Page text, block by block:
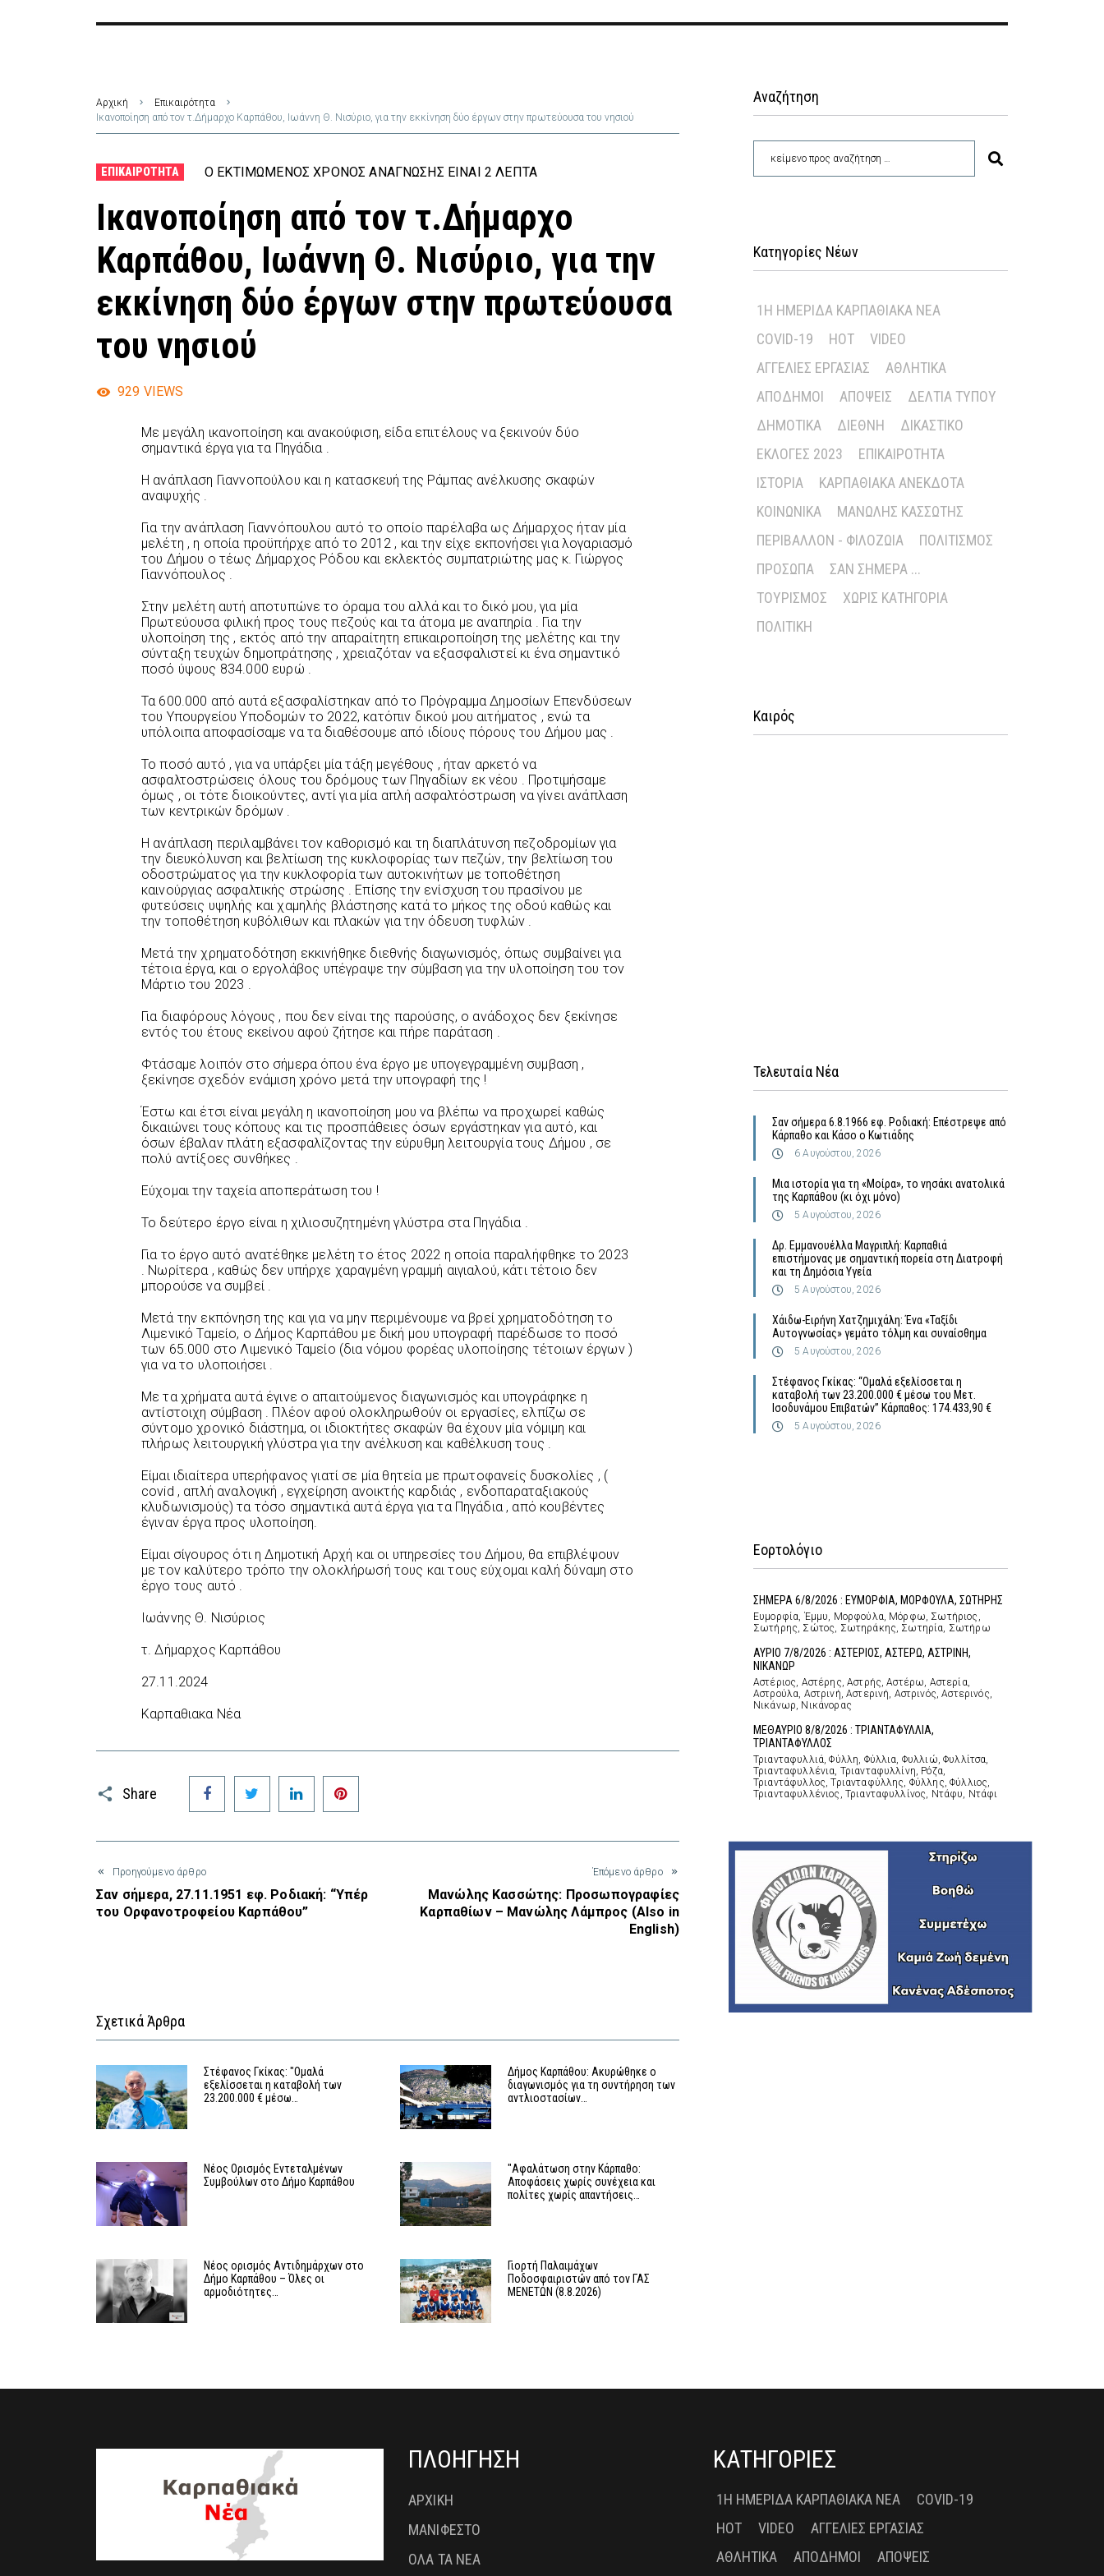
Αρχική
Επικαιρότητα
Ικανοποίηση από τον τ.Δήμαρχο Καρπάθου, Ιωάννη Θ. Νισύριο, για την εκκίνηση δύο έργων στην πρωτεύουσα του νησιού
ΕΠΙΚΑΙΡΌΤΗΤΑ Ο ΕΚΤΙΜΏΜΕΝΟΣ ΧΡΌΝΟΣ ΑΝΆΓΝΩΣΗΣ ΕΊΝΑΙ 2 ΛΕΠΤΆ
Ικανοποίηση από τον τ.Δήμαρχο
Καρπάθου, Ιωάννη Θ. Νισύριο, για την
εκκίνηση δύο έργων στην πρωτεύουσα
του νησιού
929 VIEWS
Με μεγάλη ικανοποίηση και ανακούφιση, είδα επιτέλους να ξεκινούν δύο
σημαντικά έργα για τα Πηγάδια .
Η ανάπλαση Γιαννοπούλου και η κατασκευή της Ράμπας ανέλκυσης σκαφών
αναψυχής .
Για την ανάπλαση Γιαννόπουλου αυτό το οποίο παρέλαβα ως Δήμαρχος ήταν μία
μελέτη , η οποία προϋπήρχε από το 2012 , και την είχε εκπονήσει για λογαριασμό
του Δήμου ο τέως Δήμαρχος Ρόδου και εκλεκτός συμπατριώτης μας κ. Γιώργος
Γιαννόπουλος .
Στην μελέτη αυτή αποτυπώνε το όραμα του αλλά και το δικό μου, για μία
Πρωτεύουσα φιλική προς τους πεζούς και τα άτομα με αναπηρία . Για την
υλοποίηση της , εκτός από την απαραίτητη επικαιροποίηση της μελέτης και την
σύνταξη τευχών δημοπράτησης , χρειαζόταν να εξασφαλιστεί κι ένα σημαντικό
ποσό ύψους 834.000 ευρώ .
Τα 600.000 από αυτά εξασφαλίστηκαν από το Πρόγραμμα Δημοσίων Επενδύσεων
του Υπουργείου Υποδομών το 2022, κατόπιν δικού μου αιτήματος , ενώ τα
υπόλοιπα αποφασίσαμε να τα διαθέσουμε από ιδίους πόρους του Δήμου μας .
Το ποσό αυτό , για να υπάρξει μία τάξη μεγέθους , ήταν αρκετό να
ασφαλτοστρώσεις όλους του δρόμους των Πηγαδίων εκ νέου . Προτιμήσαμε
όμως , οι τότε διοικούντες, αντί για μία απλή ασφαλτόστρωση να γίνει ανάπλαση
των κεντρικών δρόμων .
Η ανάπλαση περιλαμβάνει τον καθορισμό και τη διαπλάτυνση πεζοδρομίων για
την διευκόλυνση και βελτίωση της κυκλοφορίας των πεζών, την βελτίωση του
οδοστρώματος για την κυκλοφορία των αυτοκινήτων με τοποθέτηση
καινούργιας ασφαλτικής στρώσης . Επίσης την ενίσχυση του πρασίνου με
φυτεύσεις υψηλής και χαμηλής βλάστησης κατά το μήκος της οδού καθώς και
την τοποθέτηση κυβόλιθων και πλακών για την όδευση τυφλών .
Μετά την χρηματοδότηση εκκινήθηκε διεθνής διαγωνισμός, όπως συμβαίνει για
τέτοια έργα, και ο εργολάβος υπέγραψε την σύμβαση για την υλοποίηση του τον
Μάρτιο του 2023 .
Για διαφόρους λόγους , που δεν είναι της παρούσης, ο ανάδοχος δεν ξεκίνησε
εντός του έτους εκείνου αφού ζήτησε και πήρε παράταση .
Φτάσαμε λοιπόν στο σήμερα όπου ένα έργο με υπογεγραμμένη συμβαση ,
ξεκίνησε σχεδόν ενάμιση χρόνο μετά την υπογραφή της !
Έστω και έτσι είναι μεγάλη η ικανοποίηση μου να βλέπω να προχωρεί καθώς
δικαιώνει τους κόπους και τις προσπάθειες όσων εργάστηκαν για αυτό, και
όσων έβαλαν πλάτη εξασφαλίζοντας την εύρυθμη λειτουργία τους Δήμου , σε
πολύ αντίξοες συνθήκες .
Εύχομαι την ταχεία αποπεράτωση του !
Το δεύτερο έργο είναι η χιλιοσυζητημένη γλύστρα στα Πηγάδια .
Για το έργο αυτό ανατέθηκε μελέτη το έτος 2022 η οποία παραλήφθηκε το 2023
. Νωρίτερα , καθώς δεν υπήρχε χαραγμένη γραμμή αιγιαλού, κάτι τέτοιο δεν
μπορούσε να συμβεί .
Μετά την εκπόνηση της και για να μην περιμένουμε να βρεί χρηματοδότηση το
Λιμενικό Ταμείο, ο Δήμος Καρπάθου με δική μου υπογραφή παρέδωσε το ποσό
των 65.000 στο Λιμενικό Ταμείο (δια νόμου φορέας υλοποίησης τέτοιων έργων )
για να το υλοποιήσει .
Με τα χρήματα αυτά έγινε ο απαιτούμενος διαγωνισμός και υπογράφηκε η
αντίστοιχη σύμβαση . Πλέον αφού ολοκληρωθούν οι εργασίες, ελπίζω σε
σύντομο χρονικό διάστημα, οι ιδιοκτήτες σκαφών θα έχουν μία νόμιμη και
πλήρως λειτουργική γλύστρα για την ανέλκυση και καθέλκυση τους .
Είμαι ιδιαίτερα υπερήφανος γιατί σε μία θητεία με πρωτοφανείς δυσκολίες , (
covid , απλή αναλογική , εγχείρηση ανοικτής καρδιάς , ενδοπαραταξιακούς
κλυδωνισμούς) τα τόσο σημαντικά αυτά έργα για τα Πηγάδια , από κουβέντες
έγιναν έργα προς υλοποίηση.
Είμαι σίγουρος ότι η Δημοτική Αρχή και οι υπηρεσίες του Δήμου, θα επιβλέψουν
με τον καλύτερο τρόπο την ολοκλήρωσή τους και τους εύχομαι καλή δύναμη στο
έργο τους αυτό .
Ιωάννης Θ. Νισύριος
τ. Δήμαρχος Καρπάθου
27.11.2024
Καρπαθιακα Νέα
Share
Facebook Twitter LinkedIn
Προηγούμενο άρθρο
Σαν σήμερα, 27.11.1951 εφ. Ροδιακή: “Υπέρ
του Ορφανοτροφείου Καρπάθου”
Έπόμενο άρθρο
Μανώλης Κασσώτης: Προσωπογραφίες
Καρπαθίων – Μανώλης Λάμπρος (Also in
English)
Σχετικά Άρθρα
Στέφανος Γκίκας: "Ομαλά
εξελίσσεται η καταβολή των
23.200.000 € μέσω…
Δήμος Καρπάθου: Ακυρώθηκε ο
διαγωνισμός για τη συντήρηση των
αντλιοστασίων…
Νέος Ορισμός Εντεταλμένων
Συμβούλων στο Δήμο Καρπάθου
"Αφαλάτωση στην Κάρπαθο:
Αποφάσεις χωρίς συνέχεια και
πολίτες χωρίς απαντήσεις…
Νέος ορισμός Αντιδημάρχων στο
Δήμο Καρπάθου – Όλες οι
αρμοδιότητες…
Γιορτή Παλαιμάχων
Ποδοσφαιριστών από τον ΓΑΣ
ΜΕΝΕΤΩΝ (8.8.2026)
Αναζήτηση
Κατηγορίες Νέων
1Η ΗΜΕΡΊΔΑ ΚΑΡΠΑΘΙΑΚΆ ΝΈΑ
COVID-19
HOT
VIDEO
ΑΓΓΕΛΊΕΣ ΕΡΓΑΣΊΑΣ
ΑΘΛΗΤΙΚΆ
ΑΠΌΔΗΜΟΙ
ΑΠΌΨΕΙΣ
ΔΕΛΤΊΑ ΤΎΠΟΥ
ΔΗΜΟΤΙΚΆ
ΔΙΕΘΝΉ
ΔΙΚΑΣΤΙΚΌ
ΕΚΛΟΓΈΣ 2023
ΕΠΙΚΑΙΡΌΤΗΤΑ
ΙΣΤΟΡΊΑ
ΚΑΡΠΑΘΙΑΚΆ ΑΝΈΚΔΟΤΑ
ΚΟΙΝΩΝΙΚΆ
ΜΑΝΏΛΗΣ ΚΑΣΣΏΤΗΣ
ΠΕΡΙΒΆΛΛΟΝ - ΦΙΛΟΖΩΊΑ
ΠΟΛΙΤΙΣΜΌΣ
ΠΡΌΣΩΠΑ
ΣΑΝ ΣΉΜΕΡΑ ...
ΤΟΥΡΙΣΜΌΣ
ΧΩΡΊΣ ΚΑΤΗΓΟΡΊΑ
ΠΟΛΙΤΙΚΉ
Καιρός
Τελευταία Νέα
Σαν σήμερα 6.8.1966 εφ. Ροδιακή: Επέστρεψε από
Κάρπαθο και Κάσο ο Κωτιάδης
6 Αυγούστου, 2026
Μια ιστορία για τη «Μοίρα», το νησάκι ανατολικά
της Καρπάθου (κι όχι μόνο)
5 Αυγούστου, 2026
Δρ. Εμμανουέλλα Μαγριπλή: Καρπαθιά
επιστήμονας με σημαντική πορεία στη Διατροφή
και τη Δημόσια Υγεία
5 Αυγούστου, 2026
Χάιδω-Ειρήνη Χατζημιχάλη: Ένα «Ταξίδι
Αυτογνωσίας» γεμάτο τόλμη και συναίσθημα
5 Αυγούστου, 2026
Στέφανος Γκίκας: “Ομαλά εξελίσσεται η
καταβολή των 23.200.000 € μέσω του Μετ.
Ισοδυνάμου Επιβατών” Κάρπαθος: 174.433,90 €
5 Αυγούστου, 2026
Εορτολόγιο
ΣΗΜΕΡΑ 6/8/2026 : ΕΥΜΟΡΦΙΑ, ΜΟΡΦΟΥΛΑ, ΣΩΤΗΡΗΣ
Ευμορφία, Έμμυ, Μορφούλα, Μόρφω, Σωτήριος,
Σωτήρης, Σώτος, Σωτηράκης, Σωτηρία, Σωτήρω
ΑΥΡΙΟ 7/8/2026 : ΑΣΤΕΡΙΟΣ, ΑΣΤΕΡΩ, ΑΣΤΡΙΝΗ,
ΝΙΚΑΝΩΡ
Αστέριος, Αστέρης, Αστρής, Αστέρω, Αστερία,
Αστρούλα, Αστρινή, Αστερινή, Αστρινός, Αστερινός,
Νικάνωρ, Νικάνορας
ΜΕΘΑΥΡΙΟ 8/8/2026 : ΤΡΙΑΝΤΑΦΥΛΛΙΑ,
ΤΡΙΑΝΤΑΦΥΛΛΟΣ
Τριανταφυλλιά, Φύλλη, Φύλλια, Φυλλιώ, Φυλλίτσα,
Τριανταφυλλένια, Τριανταφυλλίνη, Ρόζα,
Τριαντάφυλλος, Τριανταφύλλης, Φύλλης, Φύλλιος,
Τριανταφυλλένιος, Τριανταφυλλίνος, Ντάφυ, Ντάφι
ΠΛΟΗΓΗΣΗ
ΑΡΧΙΚΗ
ΜΑΝΙΦΕΣΤΟ
ΟΛΑ ΤΑ ΝΕΑ
ΚΑΤΗΓΟΡΙΕΣ
1Η ΗΜΕΡΊΔΑ ΚΑΡΠΑΘΙΑΚΆ ΝΈΑ
COVID-19
HOT
VIDEO
ΑΓΓΕΛΊΕΣ ΕΡΓΑΣΊΑΣ
ΑΘΛΗΤΙΚΆ
ΑΠΌΔΗΜΟΙ ΑΠΌΨΕΙΣ